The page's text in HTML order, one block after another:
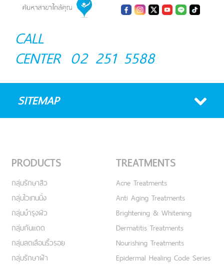
CALL
CENTER 02 251 5588
SITEMAP
PRODUCTS
กลุ่มรักษาสิว
กลุ่มไวเทนนิ่ง
กลุ่มบำรุงผิว
กลุ่มกันแดด
กลุ่มลดเลือนริ้วรอย
กลุ่มรักษาฝ้า
TREATMENTS
Acne Treatments
Anti Aging Treatments
Brightening & Whitening
Dermatitis Treatments
Nourishing Treatments
Epidermal Healing Code Series